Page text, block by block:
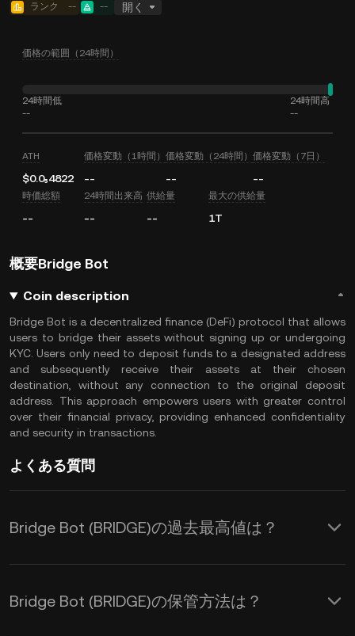
ランク -- -- 開く
価格の範囲（24時間）
24時間低
--
24時間高
--
ATH
$0.0₅4822
価格変動（1時間）
--
価格変動（24時間）
--
価格変動（7日）
--
時価総額
--
24時間出来高
--
供給量
--
最大の供給量
1T
概要Bridge Bot
Coin description
Bridge Bot is a decentralized finance (DeFi) protocol that allows
users to bridge their assets without signing up or undergoing
KYC. Users only need to deposit funds to a designated address
and subsequently receive their assets at their chosen
destination, without any connection to the original deposit
address. This approach empowers users with greater control
over their financial privacy, providing enhanced confidentiality
and security in transactions.
よくある質問
Bridge Bot (BRIDGE)の過去最高値は？
Bridge Bot (BRIDGE)の保管方法は？